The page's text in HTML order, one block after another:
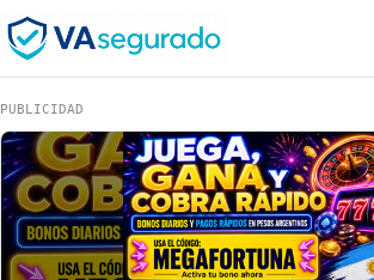
PUBLICIDAD